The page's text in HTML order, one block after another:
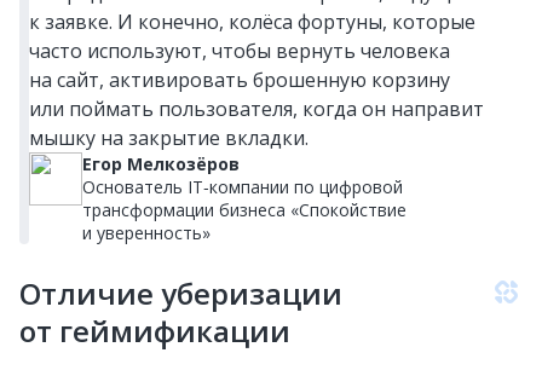
к заявке. И конечно, колёса фортуны, которые
часто используют, чтобы вернуть человека
на сайт, активировать брошенную корзину
или поймать пользователя, когда он направит
мышку на закрытие вкладки.
Егор Мелкозёров
Основатель IT‑компании по цифровой
трансформации бизнеса «Спокойствие
и уверенность»
Отличие уберизации
от геймификации